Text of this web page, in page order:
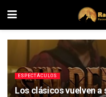
ESPECTÁCULOS
Los clásicos vuelven a